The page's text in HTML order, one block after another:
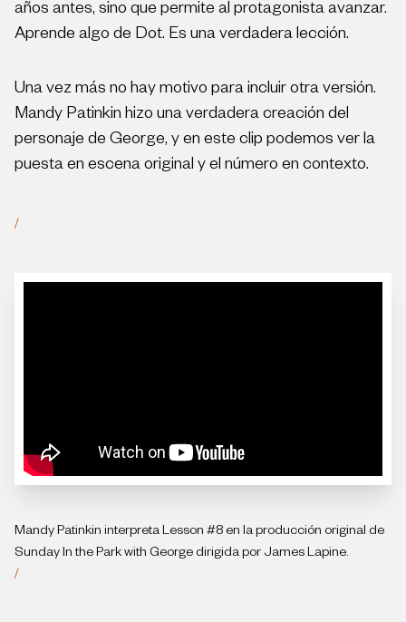
/
años antes, sino que permite al protagonista avanzar.
Aprende algo de Dot. Es una verdadera lección.
Una vez más no hay motivo para incluir otra versión.
Mandy Patinkin hizo una verdadera creación del
personaje de George, y en este clip podemos ver la
puesta en escena original y el número en contexto.
Mandy Patinkin interpreta Lesson #8 en la producción original de
Sunday In the Park with George dirigida por James Lapine.
/